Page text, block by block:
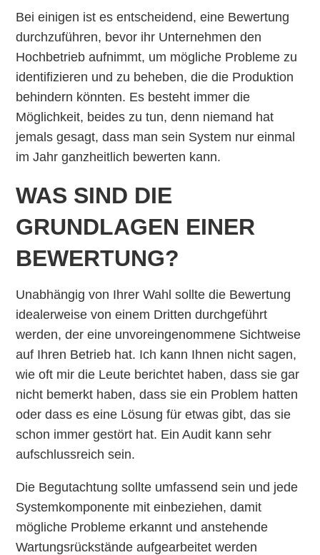
Bei einigen ist es entscheidend, eine Bewertung
durchzuführen, bevor ihr Unternehmen den
Hochbetrieb aufnimmt, um mögliche Probleme zu
identifizieren und zu beheben, die die Produktion
behindern könnten. Es besteht immer die
Möglichkeit, beides zu tun, denn niemand hat
jemals gesagt, dass man sein System nur einmal
im Jahr ganzheitlich bewerten kann.
WAS SIND DIE
GRUNDLAGEN EINER
BEWERTUNG?
Unabhängig von Ihrer Wahl sollte die Bewertung
idealerweise von einem Dritten durchgeführt
werden, der eine unvoreingenommene Sichtweise
auf Ihren Betrieb hat. Ich kann Ihnen nicht sagen,
wie oft mir die Leute berichtet haben, dass sie gar
nicht bemerkt haben, dass sie ein Problem hatten
oder dass es eine Lösung für etwas gibt, das sie
schon immer gestört hat. Ein Audit kann sehr
aufschlussreich sein.
Die Begutachtung sollte umfassend sein und jede
Systemkomponente mit einbeziehen, damit
mögliche Probleme erkannt und anstehende
Wartungsrückstände aufgearbeitet werden